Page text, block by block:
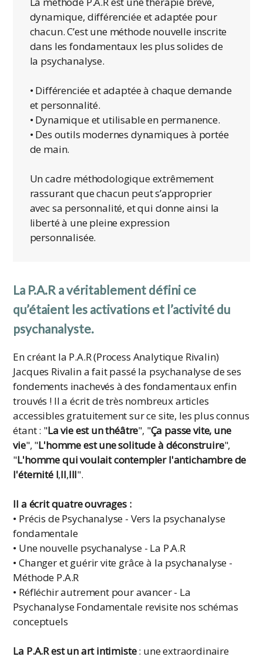
dynamique, différenciée et adaptée pour
chacun. C’est une méthode nouvelle inscrite
dans les fondamentaux les plus solides de
la psychanalyse.
• Différenciée et adaptée à chaque demande
et personnalité.
• Dynamique et utilisable en permanence.
• Des outils modernes dynamiques à portée
de main.
Un cadre méthodologique extrêmement
rassurant que chacun peut s’approprier
avec sa personnalité, et qui donne ainsi la
liberté à une pleine expression
personnalisée.
La P.A.R a véritablement défini ce
qu’étaient les activations et l’activité du
psychanalyste.
En créant la P.A.R (Process Analytique Rivalin)
Jacques Rivalin a fait passé la psychanalyse de ses
fondements inachevés à des fondamentaux enfin
trouvés ! Il a écrit de très nombreux articles
accessibles gratuitement sur ce site, les plus connus
étant : "La vie est un théâtre", "Ça passe vite, une
vie", "L'homme est une solitude à déconstruire",
"L'homme qui voulait contempler l'antichambre de
l'éternité I,II,III".
Il a écrit quatre ouvrages :
• Précis de Psychanalyse - Vers la psychanalyse
fondamentale
• Une nouvelle psychanalyse - La P.A.R
• Changer et guérir vite grâce à la psychanalyse -
Méthode P.A.R
• Réfléchir autrement pour avancer - La
Psychanalyse Fondamentale revisite nos schémas
conceptuels
La P.A.R est un art intimiste: une extraordinaire